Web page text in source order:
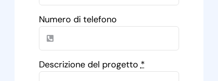
Numero di telefono
Descrizione del progetto*